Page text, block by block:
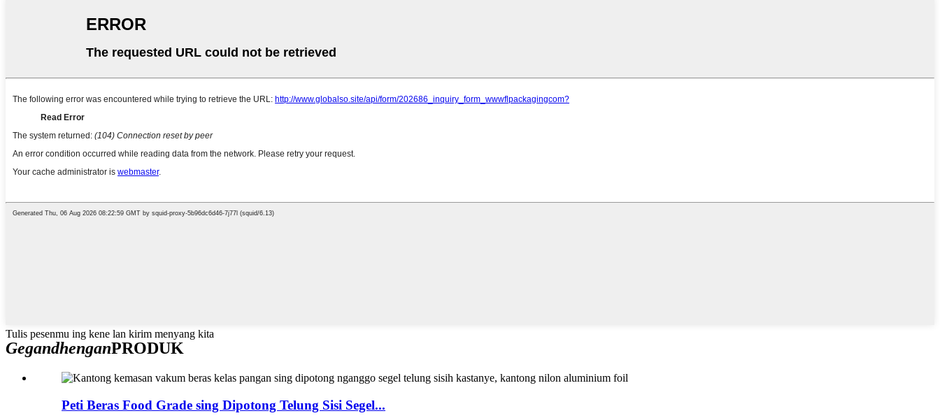
Tulis pesenmu ing kene lan kirim menyang kita
GegandhenganPRODUK
Peti Beras Food Grade sing Dipotong Telung Sisi Segel...